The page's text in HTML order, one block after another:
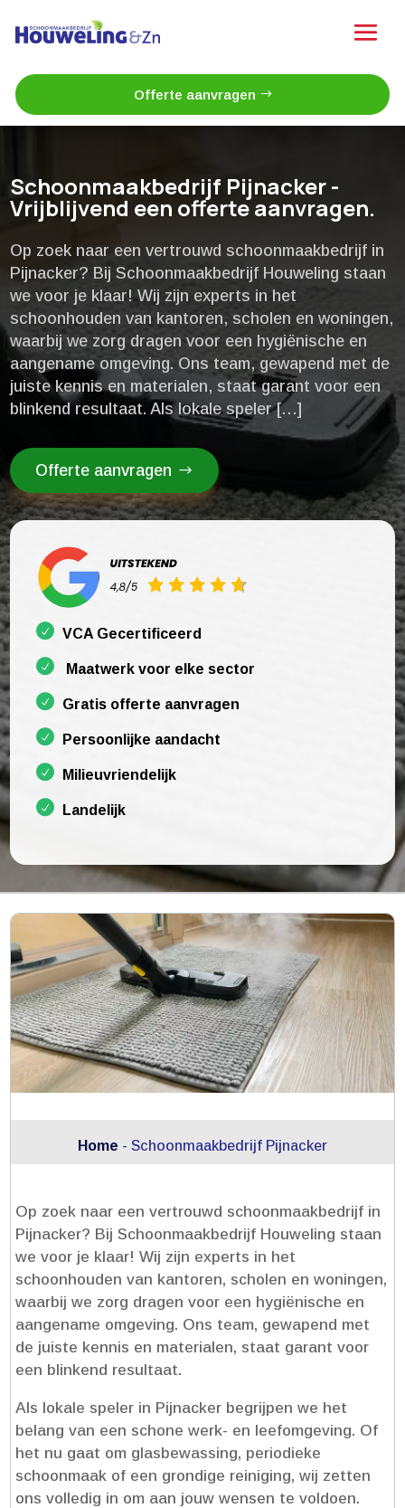
Offerte aanvragen
Schoonmaakbedrijf Pijnacker -
Vrijblijvend een offerte aanvragen.
Op zoek naar een vertrouwd schoonmaakbedrijf in
Pijnacker? Bij Schoonmaakbedrijf Houweling staan
we voor je klaar! Wij zijn experts in het
schoonhouden van kantoren, scholen en woningen,
waarbij we zorg dragen voor een hygiënische en
aangename omgeving.​ Ons team, gewapend met de
juiste kennis en materialen, staat garant voor een
blinkend resultaat.​ Als lokale speler […]
Offerte aanvragen
VCA Gecertificeerd
Maatwerk voor elke sector
Gratis offerte aanvragen
Persoonlijke aandacht
Milieuvriendelijk
Landelijk
Home - Schoonmaakbedrijf Pijnacker
Op zoek naar een vertrouwd schoonmaakbedrijf in
Pijnacker? Bij Schoonmaakbedrijf Houweling staan
we voor je klaar! Wij zijn experts in het
schoonhouden van kantoren, scholen en woningen,
waarbij we zorg dragen voor een hygiënische en
aangename omgeving.​ Ons team, gewapend met
de juiste kennis en materialen, staat garant voor
een blinkend resultaat.​
Als lokale speler in Pijnacker begrijpen we het
belang van een schone werk- en leefomgeving.​ Of
het nu gaat om glasbewassing, periodieke
schoonmaak of een grondige reiniging, wij zetten
ons volledig in om aan jouw wensen te voldoen.​